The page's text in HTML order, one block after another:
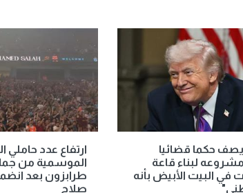
حكما قضائيا
لبناء قاعة
في البيت الأبيض بأنه
ارتفاع عدد حاملي
الموسمية من
طرابزون بعد
صلاح